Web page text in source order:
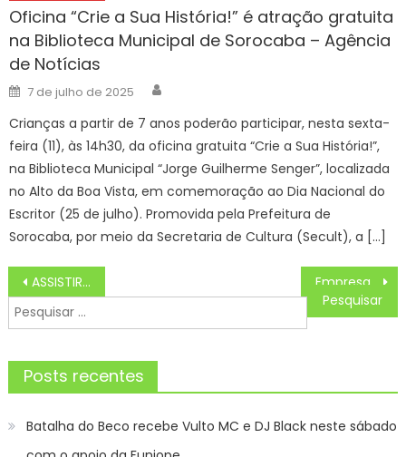
Oficina “Crie a Sua História!” é atração gratuita
na Biblioteca Municipal de Sorocaba – Agência
de Notícias
Posted
on
7 de julho de 2025
Crianças a partir de 7 anos poderão participar, nesta sexta-
feira (11), às 14h30, da oficina gratuita “Crie a Sua História!”,
na Biblioteca Municipal “Jorge Guilherme Senger”, localizada
no Alto da Boa Vista, em comemoração ao Dia Nacional do
Escritor (25 de julho). Promovida pela Prefeitura de
Sorocaba, por meio da Secretaria de Cultura (Secult), a […]
Navegação
de
Post
ASSISTIR AO VIVO Israel x Itália na TV e online pela UEFA Liga das Nações 2024, HOJE (09/09)
Pesquisar
por:
Posts recentes
Batalha do Beco recebe Vulto MC e DJ Black neste sábado